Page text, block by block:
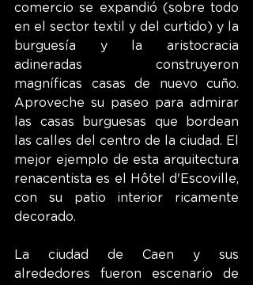
comercio se expandió (sobre todo
en el sector textil y del curtido) y la
burguesía y la aristocracia
adineradas construyeron
magníficas casas de nuevo cuño.
Aproveche su paseo para admirar
las casas burguesas que bordean
las calles del centro de la ciudad. El
mejor ejemplo de esta arquitectura
renacentista es el Hôtel d'Escoville,
con su patio interior ricamente
decorado.
La ciudad de Caen y sus
alrededores fueron escenario de